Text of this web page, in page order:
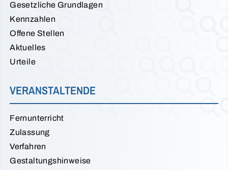
Gesetzliche Grundlagen
Kennzahlen
Offene Stellen
Aktuelles
Urteile
VERANSTALTENDE
Fernunterricht
Zulassung
Verfahren
Gestaltungshinweise